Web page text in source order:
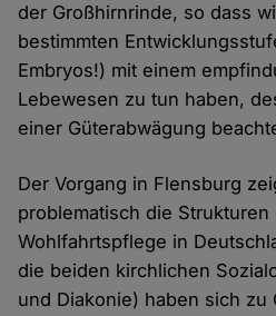
der Großhirnrinde, so dass
bestimmten
Embryos!) mit einem
Lebewesen zu tun haben,
einer Güterabwägung
Der Vorgang in Flensburg
problematisch die
Wohlfahrtspflege in
die beiden kirchlichen
und Diakonie) haben sich zu